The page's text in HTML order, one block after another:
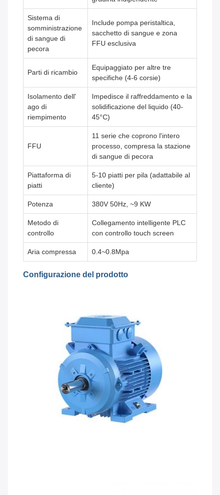
Sistema di
somministrazione
di sangue di
pecora
Include pompa peristaltica,
sacchetto di sangue e zona
FFU esclusiva
Parti di ricambio
Equipaggiato per altre tre
specifiche (4-6 corsie)
Isolamento dell'
ago di
riempimento
Impedisce il raffreddamento e la
solidificazione del liquido (40-
45°C)
FFU
11 serie che coprono l'intero
processo, compresa la stazione
di sangue di pecora
Piattaforma di
piatti
5-10 piatti per pila (adattabile al
cliente)
Potenza 380V 50Hz, ~9 KW
Metodo di
controllo
Collegamento intelligente PLC
con controllo touch screen
Aria compressa 0.4~0.8Mpa
Configurazione del prodotto